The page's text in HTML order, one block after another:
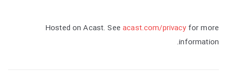
Hosted on Acast. Seeacast.com/privacy for more
information.